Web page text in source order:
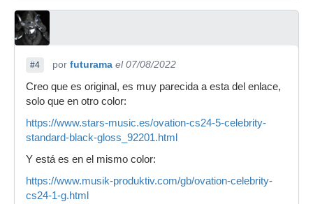
#4 por futurama el 07/08/2022
Creo que es original, es muy parecida a esta del enlace,
solo que en otro color:
https://www.stars-music.es/ovation-cs24-5-celebrity-
standard-black-gloss_92201.html
Y está es en el mismo color:
https://www.musik-produktiv.com/gb/ovation-celebrity-
cs24-1-g.html